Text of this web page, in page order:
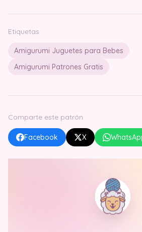
Etiquetas
Amigurumi Juguetes para Bebes
Amigurumi Patrones Gratis
Comparte este patrón
Facebook X